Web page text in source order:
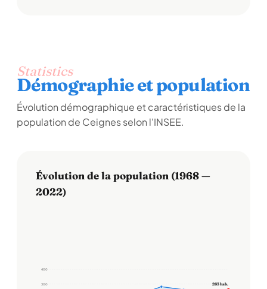
Statistics
Démographie et population
Évolution démographique et caractéristiques de la
population de Ceignes selon l'INSEE.
Évolution de la population (1968 —
2022)
300
400
263 hab.